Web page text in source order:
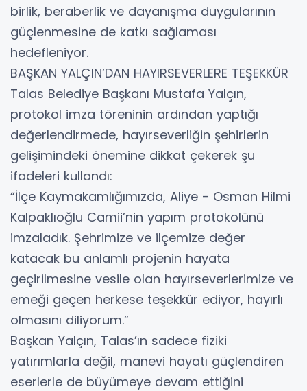
birlik, beraberlik ve dayanışma duygularının
güçlenmesine de katkı sağlaması
hedefleniyor.
BAŞKAN YALÇIN’DAN HAYIRSEVERLERE TEŞEKKÜR
Talas Belediye Başkanı Mustafa Yalçın,
protokol imza töreninin ardından yaptığı
değerlendirmede, hayırseverliğin şehirlerin
gelişimindeki önemine dikkat çekerek şu
ifadeleri kullandı:
“İlçe Kaymakamlığımızda, Aliye - Osman Hilmi
Kalpaklıoğlu Camii’nin yapım protokolünü
imzaladık. Şehrimize ve ilçemize değer
katacak bu anlamlı projenin hayata
geçirilmesine vesile olan hayırseverlerimize ve
emeği geçen herkese teşekkür ediyor, hayırlı
olmasını diliyorum.”
Başkan Yalçın, Talas’ın sadece fiziki
yatırımlarla değil, manevi hayatı güçlendiren
eserlerle de büyümeye devam ettiğini